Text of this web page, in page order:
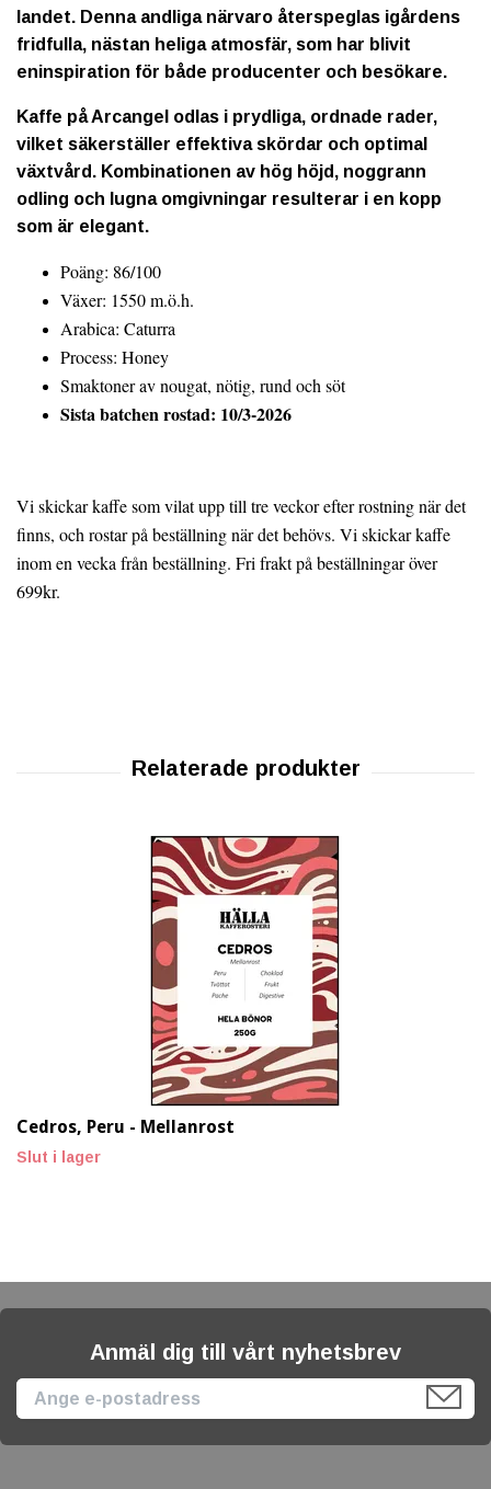
landet. Denna andliga närvaro återspeglas igårdens
fridfulla, nästan heliga atmosfär, som har blivit
eninspiration för både producenter och besökare.
Kaffe på Arcangel odlas i prydliga, ordnade rader,
vilket säkerställer effektiva skördar och optimal
växtvård. Kombinationen av hög höjd, noggrann
odling och lugna omgivningar resulterar i en kopp
som är elegant.
Poäng: 86/100
Växer: 1550 m.ö.h.
Arabica: Caturra
Process: Honey
Smaktoner av nougat, nötig, rund och söt
Sista batchen rostad: 10/3-2026
Vi skickar kaffe som vilat upp till tre veckor efter rostning när det
finns, och rostar på beställning när det behövs. Vi skickar kaffe
inom en vecka från beställning. Fri frakt på beställningar över
699kr.
Cedros, Peru - Mellanrost
Slut i lager
Anmäl dig till vårt nyhetsbrev